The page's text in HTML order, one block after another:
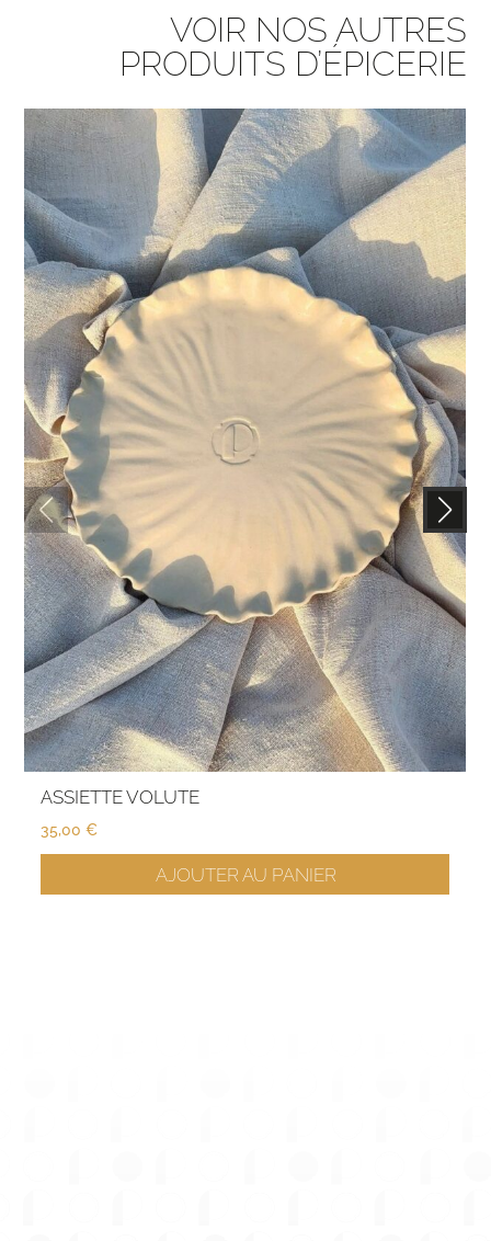
VOIR NOS AUTRES
PRODUITS D’ÉPICERIE
ASSIETTE VOLUTE
35,00€
AJOUTER AU PANIER